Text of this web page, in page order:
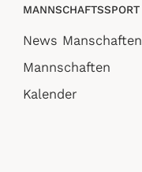
MANNSCHAFTSSPORT
News Manschaften
Mannschaften
Kalender